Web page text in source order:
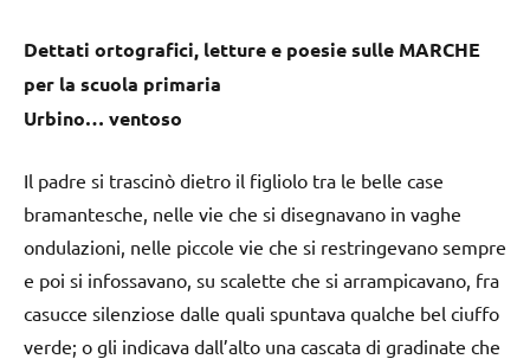
Dettati ortografici, letture e poesie sulle MARCHE
per la scuola primaria
Urbino… ventoso
Il padre si trascinò dietro il figliolo tra le belle case
bramantesche, nelle vie che si disegnavano in vaghe
ondulazioni, nelle piccole vie che si restringevano sempre
e poi si infossavano, su scalette che si arrampicavano, fra
casucce silenziose dalle quali spuntava qualche bel ciuffo
verde; o gli indicava dall’alto una cascata di gradinate che